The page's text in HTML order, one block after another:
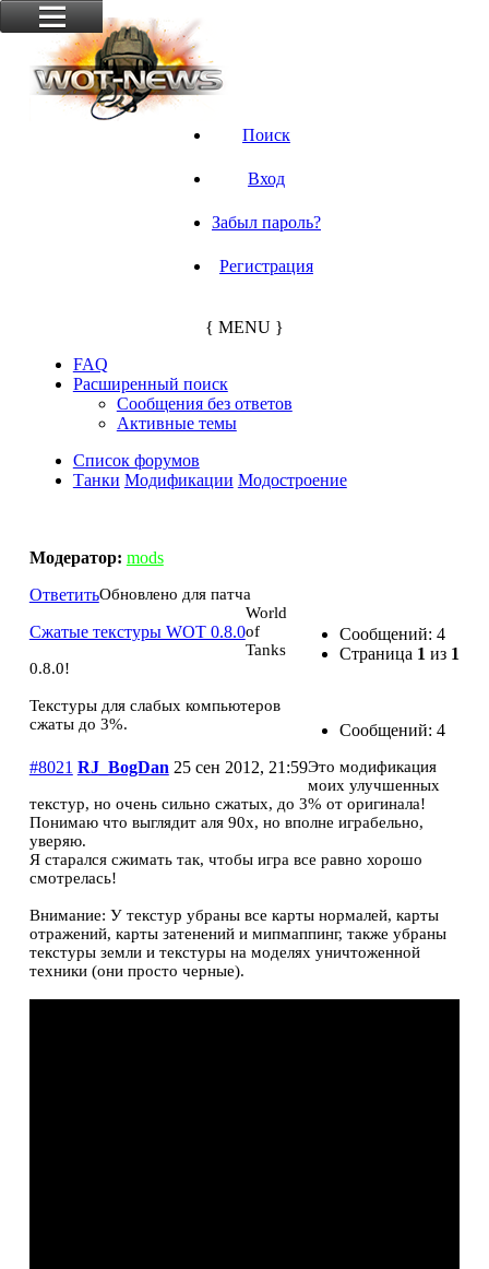
Поиск
Вход
Забыл пароль?
Регистрация
{ MENU }
FAQ
Расширенный поиск
Сообщения без ответов
Активные темы
Список форумов
Танки Модификации Модостроение
Модератор: mods
Сообщений: 4
Страница 1 из 1
Сообщений: 4
Ответить
Сжатые текстуры WOT 0.8.0
#8021 RJ_BogDan 25 сен 2012, 21:59
Oбновлено для патча
World
of
Tanks
0.8.0!
Текстуры для слабых компьютеров
сжаты до 3%.
Это модификация
моих улучшенных
текстур, но очень сильно сжатых, до 3% от оригинала!
Понимаю что выглядит аля 90х, но вполне играбельно,
уверяю.
Я старался сжимать так, чтобы игра все равно хорошо
смотрелась!
Внимание: У текстур убраны все карты нормалей, карты
отражений, карты затенений и мипмаппинг, также убраны
текстуры земли и текстуры на моделях уничтоженной
техники (они просто черные).